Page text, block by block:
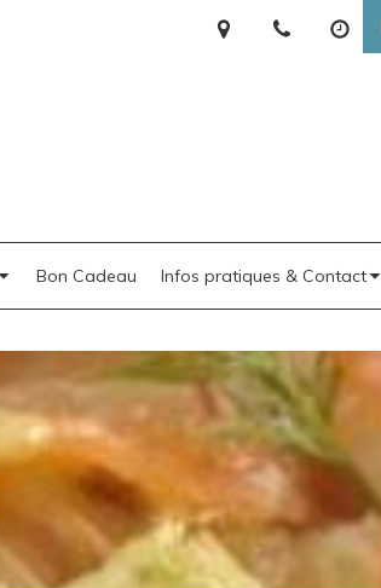
Bon Cadeau Infos pratiques & Contact